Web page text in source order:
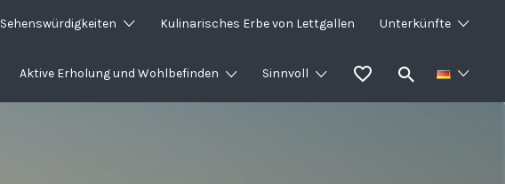
Sehenswürdigkeiten Kulinarisches Erbe von Lettgallen Unterkünfte
Aktive Erholung und Wohlbefinden Sinnvoll